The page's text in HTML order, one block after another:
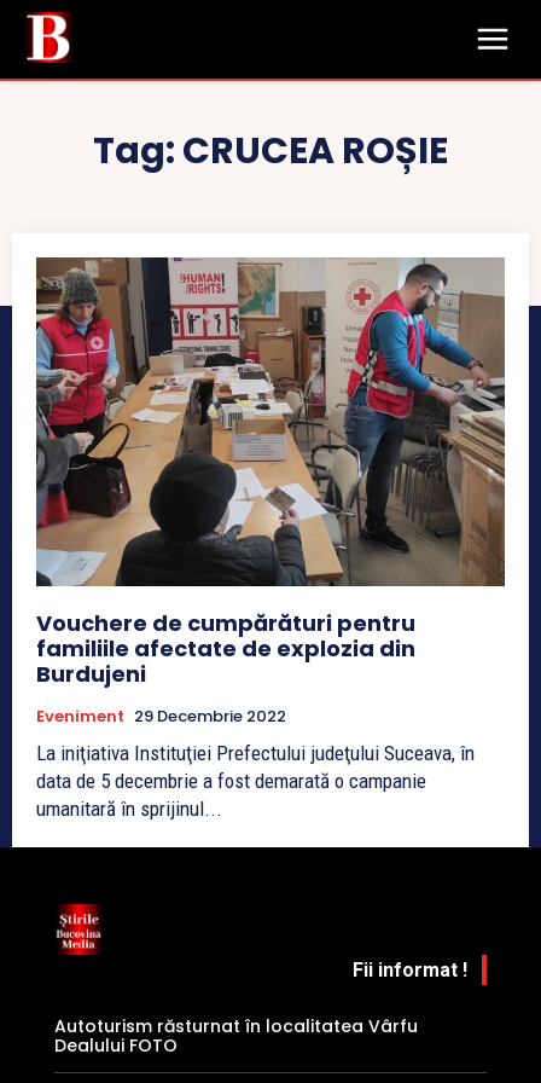
Tag:CRUCEA ROȘIE
Vouchere de cumpărături pentru
familiile afectate de explozia din
Burdujeni
Eveniment 29 Decembrie 2022
La iniţiativa Instituţiei Prefectului judeţului Suceava, în
data de 5 decembrie a fost demarată o campanie
umanitară în sprijinul...
Fii informat !
Autoturism răsturnat în localitatea Vârfu
Dealului FOTO